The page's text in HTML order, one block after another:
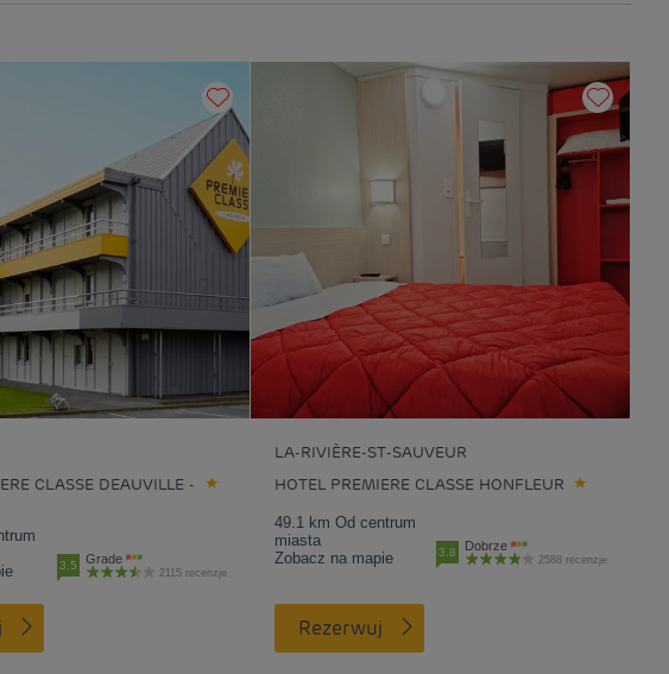
CLASSE DEAUVILLE -
3.5 Grade
2115 recenzje
LA-RIVIÈRE-ST-SAUVEUR
HOTEL PREMIERE CLASSE HONFLEUR
49.1 km Od centrum
miasta
Zobacz na mapie
3.8 Dobrze
2588 recenzje
Rezerwuj